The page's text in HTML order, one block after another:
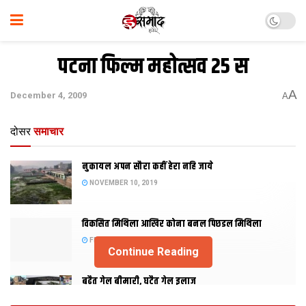
पटना फिल्म महोत्सव 25 स
December 4, 2009 AA
दोसर समाचार
नुकायल अपन सौरा कहीं हेरा नहि जाये
NOVEMBER 10, 2019
विकसित मिथिला आखिर कोना बनल पिछडल मिथिला
FEBRUARY 23, 2019
बढैत गेल बीमारी, घटैत गेल इलाज
Continue Reading